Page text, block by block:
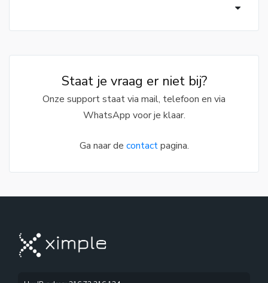
Staat je vraag er niet bij?
Onze support staat via mail, telefoon en via
WhatsApp voor je klaar.
Ga naar de contactpagina.